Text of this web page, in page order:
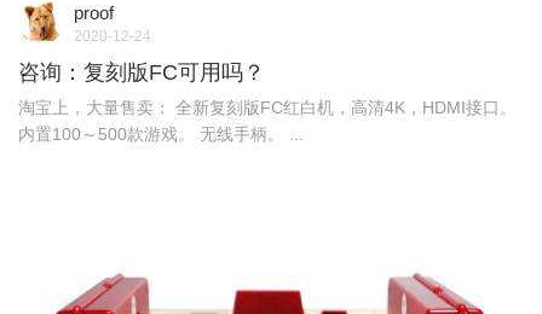
proof
2020-12-24
咨询：复刻版FC可用吗？
淘宝上，大量售卖： 全新复刻版FC红白机，高清4K，HDMI接口。
内置100～500款游戏。 无线手柄。 ...